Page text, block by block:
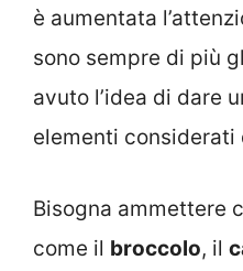
è aumentata
sono sempre di più
avuto l’idea di dare
elementi considerati
Bisogna ammettere
come il broccolo, il